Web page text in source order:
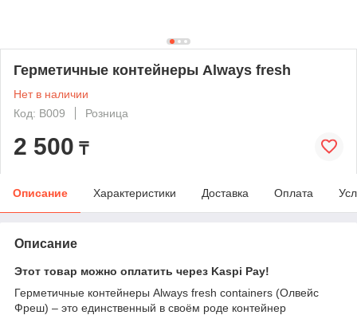
Герметичные контейнеры Always fresh
Нет в наличии
Код: B009
Розница
2 500 ₸
Описание Характеристики Доставка Оплата
Описание
Этот товар можно оплатить через Kaspi Pay!
Герметичные контейнеры Always fresh containers (Олвейс
Фреш) – это единственный в своём роде контейнер